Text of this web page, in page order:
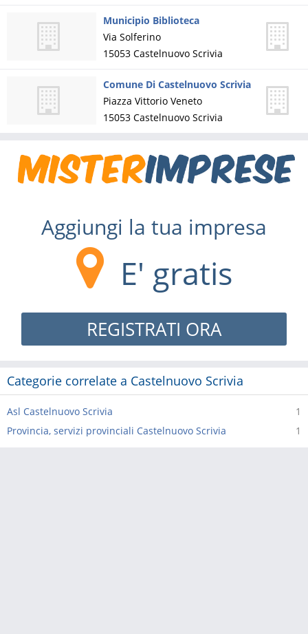
Municipio Biblioteca
Via Solferino
15053 Castelnuovo Scrivia
Comune Di Castelnuovo Scrivia
Piazza Vittorio Veneto
15053 Castelnuovo Scrivia
Aggiungi la tua impresa
E' gratis
REGISTRATI ORA
Categorie correlate a Castelnuovo Scrivia
1
Asl Castelnuovo Scrivia
1
Provincia, servizi provinciali Castelnuovo Scrivia